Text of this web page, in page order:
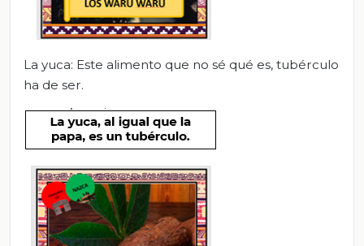
La yuca: Este alimento que no sé qué es, tubérculo
ha de ser.